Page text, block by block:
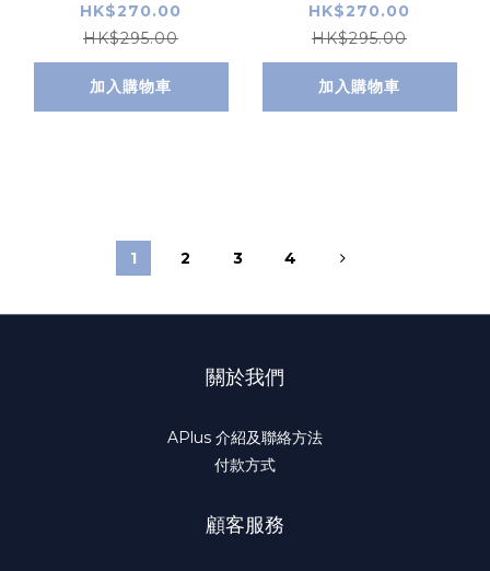
HK$270.00
HK$295.00
加入購物車
HK$270.00
HK$295.00
加入購物車
1 2 3 4
關於我們
APlus 介紹及聯絡方法
付款方式
顧客服務